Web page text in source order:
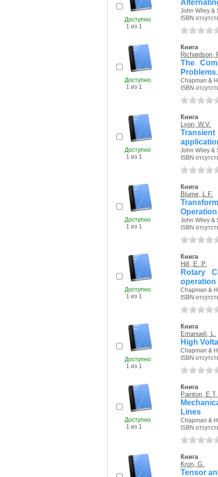
Доступно
1 из 1
John Wiley &
ISBN
Доступно
1 из 1
Книга
Richardson,
The
Chapman &
ISBN
Доступно
1 из 1
Книга
Lyon, W.V.
John Wiley &
ISBN
Доступно
1 из 1
Книга
Blume, L.F.
John Wiley &
ISBN
Доступно
1 из 1
Книга
Hill, E. P.
Rotary
operation
Chapman &
ISBN
Доступно
1 из 1
Книга
Emanueli, L.
High
Chapman &
ISBN
Доступно
1 из 1
Книга
Painton, E.T.
Lines
Chapman &
ISBN
Книга
Kron, G.
Tensor